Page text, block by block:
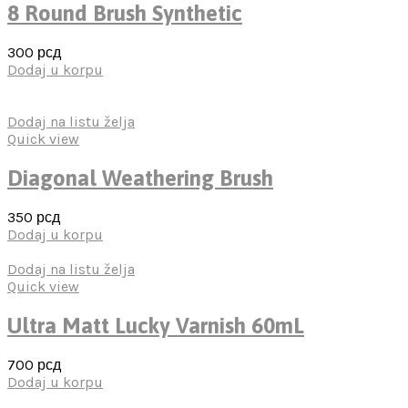
8 Round Brush Synthetic
300 рсд
Dodaj u korpu
Dodaj na listu želja
Quick view
Diagonal Weathering Brush
350 рсд
Dodaj u korpu
Dodaj na listu želja
Quick view
Ultra Matt Lucky Varnish 60mL
700 рсд
Dodaj u korpu